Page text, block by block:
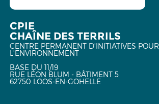
CPIE
CHAÎNE DES TERRILS
CENTRE PERMANENT D'INITIATIVES POUR
L'ENVIRONNEMENT
BASE DU 11/19
RUE LÉON BLUM - BÂTIMENT 5
62750 LOOS-EN-GOHELLE